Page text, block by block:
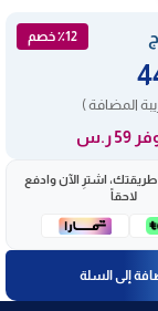
٪12 خصم
المضافة )
59 ر.س
اشترِ الآن وادفع
لاحقاً
إلى السلة